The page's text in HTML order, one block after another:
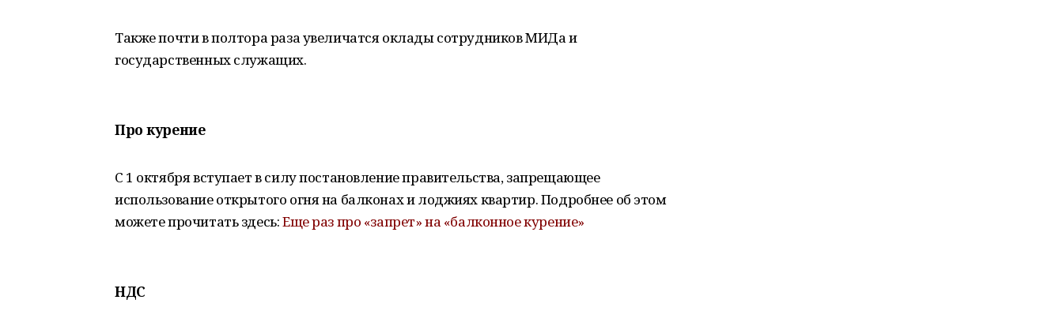
Также почти в полтора раза увеличатся оклады сотрудников МИДа и
государственных служащих.
Про курение
С 1 октября вступает в силу постановление правительства, запрещающее
использование открытого огня на балконах и лоджиях квартир. Подробнее об этом
можете прочитать здесь:Еще раз про «запрет» на «балконное курение»
НДС